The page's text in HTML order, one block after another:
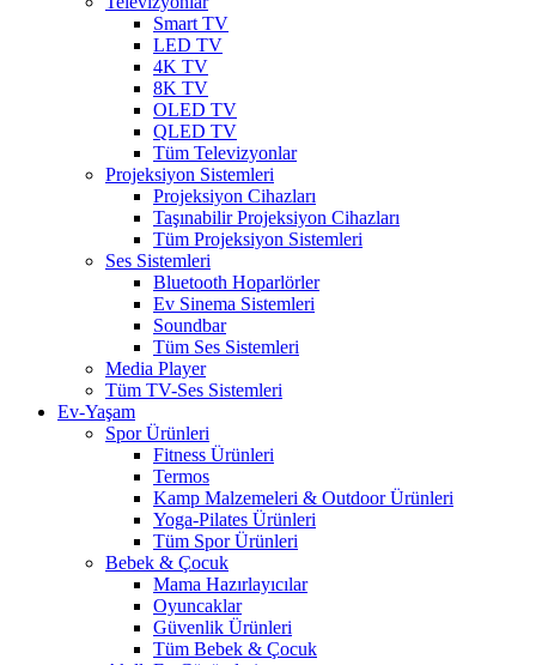
Smart TV
LED TV
4K TV
8K TV
OLED TV
QLED TV
Tüm Televizyonlar
Projeksiyon Sistemleri
Projeksiyon Cihazları
Taşınabilir Projeksiyon Cihazları
Tüm Projeksiyon Sistemleri
Ses Sistemleri
Bluetooth Hoparlörler
Ev Sinema Sistemleri
Soundbar
Tüm Ses Sistemleri
Media Player
Tüm TV-Ses Sistemleri
Ev-Yaşam
Spor Ürünleri
Fitness Ürünleri
Termos
Kamp Malzemeleri & Outdoor Ürünleri
Yoga-Pilates Ürünleri
Tüm Spor Ürünleri
Bebek & Çocuk
Mama Hazırlayıcılar
Oyuncaklar
Güvenlik Ürünleri
Tüm Bebek & Çocuk